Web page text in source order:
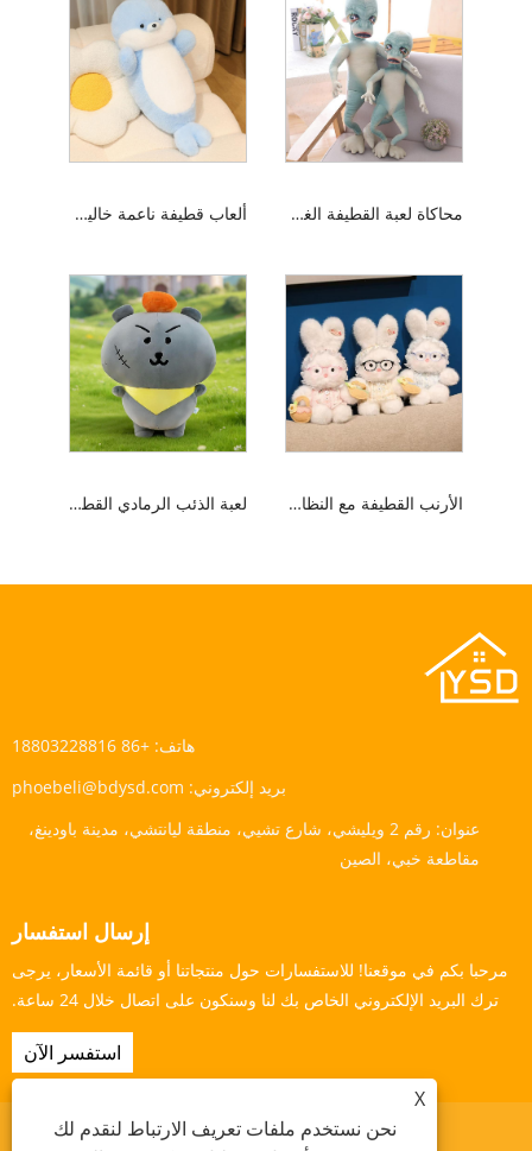
ألعاب قطيفة ناعمة خالية من التساقط محاكاة لعبة القطيفة الغريبة
لعبة الذئب الرمادي القطيفة الأرنب القطيفة مع النظارات
هاتف: +86 18803228816
بريد إلكتروني: phoebeli@bdysd.com
عنوان:
رقم 2 ويليشي، شارع تشيي، منطقة ليانتشي، مدينة باودينغ،
مقاطعة خبي، الصين
إرسال استفسار
مرحبا بكم في موقعنا! للاستفسارات حول منتجاتنا أو قائمة الأسعار، يرجى
ترك البريد الإلكتروني الخاص بك لنا وسنكون على اتصال خلال 24 ساعة.
استفسر الآن
X
نحن نستخدم ملفات تعريف الارتباط لنقدم لك